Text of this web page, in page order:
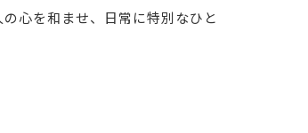
心を和ませ、日常に特別なひと